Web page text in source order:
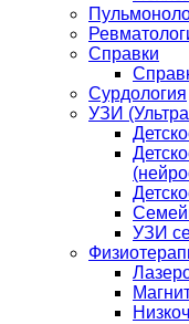
Справки
Сурдология
УЗИ
УЗИ